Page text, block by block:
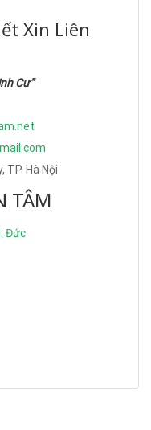
Xin Liên
Cư”
TP. Hà Nội
TÂM
Đức